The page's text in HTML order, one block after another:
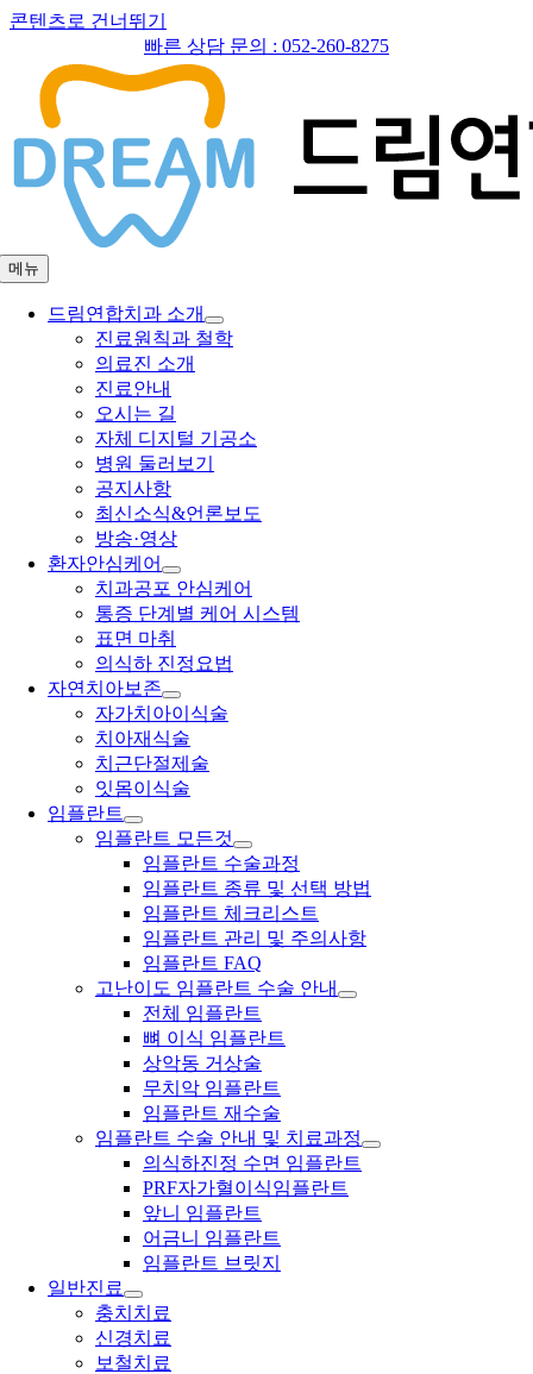
콘텐츠로 건너뛰기
빠른 상담 문의 : 052-260-8275
메뉴
드림연합치과 소개
진료원칙과 철학
의료진 소개
진료안내
오시는 길
자체 디지털 기공소
병원 둘러보기
공지사항
최신소식&언론보도
방송·영상
환자안심케어
치과공포 안심케어
통증 단계별 케어 시스템
표면 마취
의식하 진정요법
자연치아보존
자가치아이식술
치아재식술
치근단절제술
잇몸이식술
임플란트
임플란트 모든것
임플란트 수술과정
임플란트 종류 및 선택 방법
임플란트 체크리스트
임플란트 관리 및 주의사항
임플란트 FAQ
고난이도 임플란트 수술 안내
전체 임플란트
뼈 이식 임플란트
상악동 거상술
무치악 임플란트
임플란트 재수술
임플란트 수술 안내 및 치료과정
의식하진정 수면 임플란트
PRF자가혈이식임플란트
앞니 임플란트
어금니 임플란트
임플란트 브릿지
일반진료
충치치료
신경치료
보철치료